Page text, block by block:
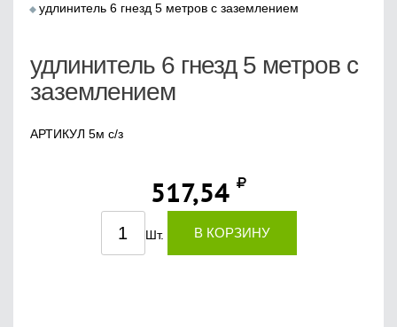
удлинитель 6 гнезд 5 метров с заземлением
удлинитель 6 гнезд 5 метров с
заземлением
АРТИКУЛ 5м с/з
517,54
Шт. В КОРЗИНУ